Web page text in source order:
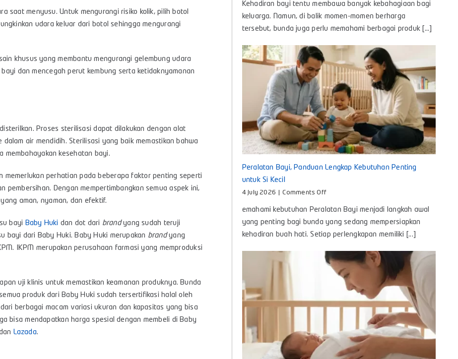
saat menyusu. Untuk mengurangi risiko kolik, pilih botol
udara keluar dari botol sehingga mengurangi
khusus yang membantu mengurangi gelembung udara
dan mencegah perut kembung serta ketidaknyamanan
Proses sterilisasi dapat dilakukan dengan alat
air mendidih. Sterilisasi yang baik memastikan bahwa
membahayakan kesehatan bayi.
perhatian pada beberapa faktor penting seperti
pembersihan. Dengan mempertimbangkan semua aspek ini,
aman, nyaman, dan efektif.
bayi Baby Huki dan dot dari brandyang sudah teruji
bayi dari Baby Huki. Baby Huki merupakan brandyang
IKPM merupakan perusahaan farmasi yang memproduksi
uji klinis untuk memastikan keamanan produknya. Bunda
produk dari Baby Huki sudah tersertifikasi halal oleh
berbagai macam variasi ukuran dan kapasitas yang bisa
bisa mendapatkan harga spesial dengan membeli di Baby
Lazada.
Telon
Itu
Cara
Memilih
yang
Tepat
untuk
Bayi
Kehadiran bayi tentu membawa banyak kebahagiaan bagi
keluarga. Namun, di balik momen-momen berharga
tersebut, bunda juga perlu memahami berbagai produk [...]
Peralatan Bayi, Panduan Lengkap Kebutuhan Penting
untuk Si Kecil
4 July 2026 Comments Offon
Bayi,
Panduan
Lengkap
Kebutuhan
untuk
Si
Kecil
emahami kebutuhan Peralatan Bayi menjadi langkah awal
yang penting bagi bunda yang sedang mempersiapkan
kehadiran buah hati. Setiap perlengkapan memiliki [...]